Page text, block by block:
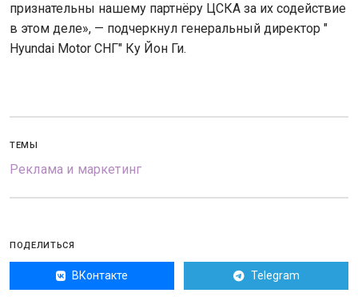
признательны нашему партнёру ЦСКА за их содействие
в этом деле», — подчеркнул генеральный директор "
Hyundai Motor СНГ" Ку Йон Ги.
ТЕМЫ
Реклама и маркетинг
ПОДЕЛИТЬСЯ
ВКонтакте Telegram